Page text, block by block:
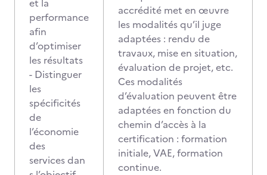
et la
performance
afin
d’optimiser
les résultats
- Distinguer
les
spécificités
de
l’économie
des
services dan
accrédité met en œuvre
les modalités qu’il juge
adaptées : rendu de
travaux, mise en situation,
évaluation de projet, etc.
Ces modalités
d’évaluation peuvent être
adaptées en fonction du
chemin d’accès à la
certification : formation
initiale, VAE, formation
continue.